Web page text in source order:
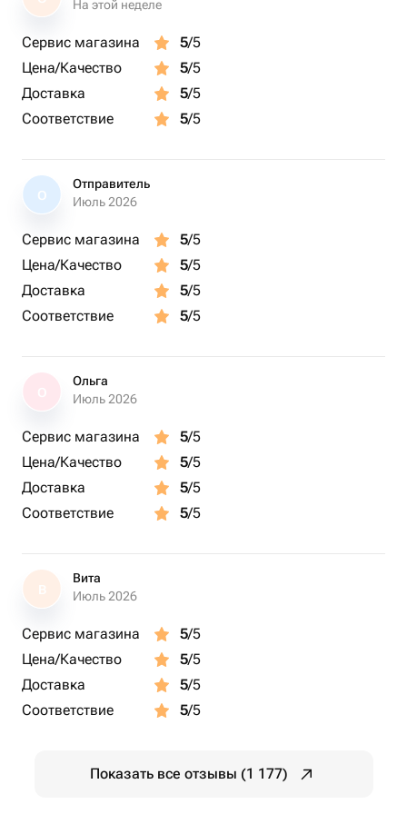
искренние эмоции.
вашим близким! Закажите этот великолепный букет у
нас в магазине Цветы от Юлии и насладитесь
свежестью и красотой наших цветов.
На этой неделе
Сервис магазина 5/5
Цена/Качество
5/5
Доставка
5/5
Соответствие
5/5
О
Отправитель
Июль 2026
Сервис магазина 5/5
Цена/Качество
5/5
Доставка
5/5
Соответствие
5/5
Ольга
Июль 2026
Сервис магазина 5/5
Цена/Качество
5/5
Доставка
5/5
Соответствие
5/5
В
Вита
Июль 2026
Сервис магазина 5/5
Цена/Качество
5/5
Доставка
5/5
Соответствие
5/5
Показать все отзывы (1 177)